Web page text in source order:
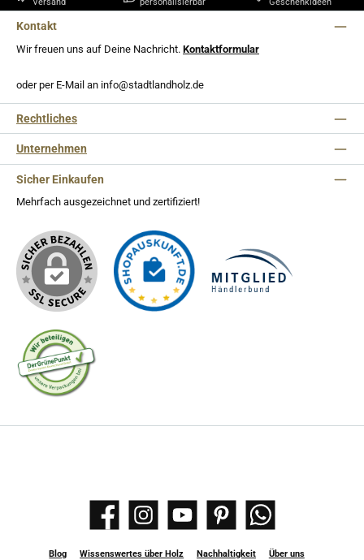
Versand
personalisierbar
Geschenkideen
Kontakt
Wir freuen uns auf Deine Nachricht. Kontaktformular
oder per E-Mail an info@stadtlandholz.de
Rechtliches
Unternehmen
Sicher Einkaufen
Mehrfach ausgezeichnet und zertifiziert!
Facebook Instagram YouTube Pinterest WhatsApp
Blog Wissenswertes über Holz Nachhaltigkeit Über uns